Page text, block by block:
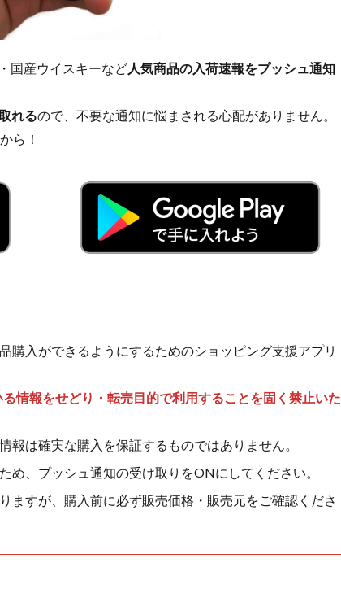
国産ウイスキーなど人気商品の入荷速報をプッシュ通知
れるので、不要な通知に悩まされる心配がありません。
ら！
購入ができるようにするためのショッピング支援アプリ
情報をせどり・転売目的で利用することを固く禁止いた
報は確実な購入を保証するものではありません。
め、プッシュ通知の受け取りをONにしてください。
ますが、購入前に必ず販売価格・販売元をご確認くださ